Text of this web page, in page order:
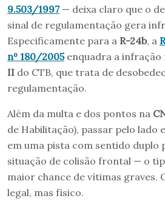
9.503/1997— deixa claro que o
sinal de regulamentação gera
Especificamente para a R-24b, a
nº 180/2005enquadra a infração
II do CTB, que trata de
regulamentação.
Além da multa e dos pontos na
de Habilitação), passar pelo lado
em uma pista com sentido duplo
situação de colisão frontal — o
maior chance de vítimas graves.
legal, mas físico.